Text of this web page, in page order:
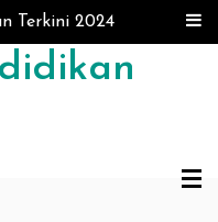
Terkini 2024